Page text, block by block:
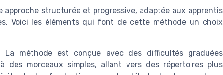
structurée et progressive, adaptée aux apprentis
Voici les éléments qui font de cette méthode un choix
La méthode est conçue avec des difficultés graduées
des morceaux simples, allant vers des répertoires plus